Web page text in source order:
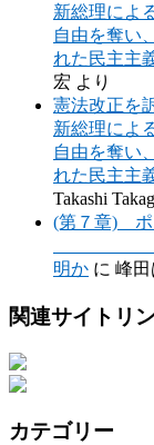
新総理によ
自由を奪い
れた民主主
宏 より
憲法改正を
新総理によ
自由を奪い
れた民主主
Takashi
(第７章)
（要約
明か に 峰
関連サイトリ
カテゴリー